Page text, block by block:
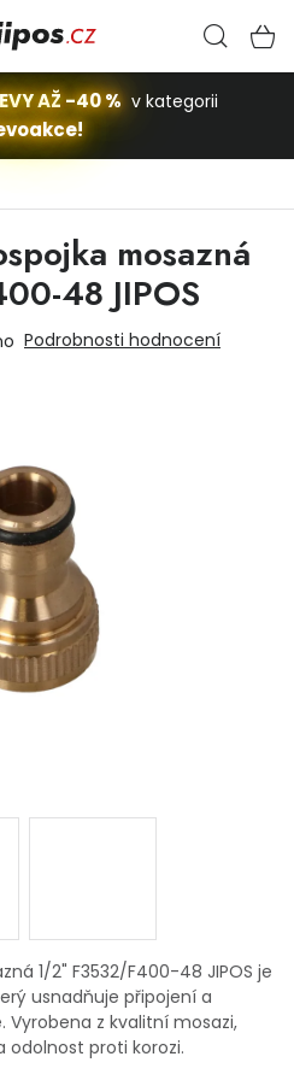
AŽ -40 % v kategorii
1/2" F3532/F400-48 JIPOS je
usnadňuje připojení a
z kvalitní mosazi,
odolnost proti korozi.
mosazná
48 JIPOS
Podrobnosti hodnocení